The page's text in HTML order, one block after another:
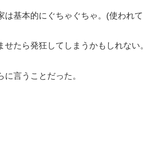
基本的にぐちゃぐちゃ。(使われ
せたら発狂してしまうかもしれない
言うことだった。